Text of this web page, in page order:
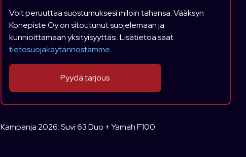
Voit peruuttaa suostumuksesi miloin tahansa. Vääksyn
Konepiste Oy on sitoutunut suojelemaan ja
kunnioittamaan yksityisyyttäsi. Lisätietoa saat
tietosuojakäytännöstämme.
Kampanja 2026: Suvi 63 Duo + Yamah F100